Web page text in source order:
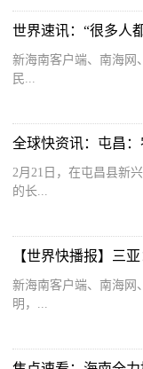
新海南客户端、南海网
民...
全球快资讯：屯昌
2月21日，在屯昌县新
的长...
新海南客户端、南海网
明，...